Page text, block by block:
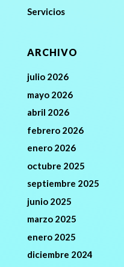
Servicios
ARCHIVO
julio 2026
mayo 2026
abril 2026
febrero 2026
enero 2026
octubre 2025
septiembre 2025
junio 2025
marzo 2025
enero 2025
diciembre 2024